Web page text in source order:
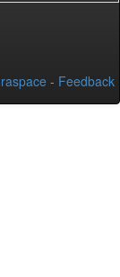
- Feedback